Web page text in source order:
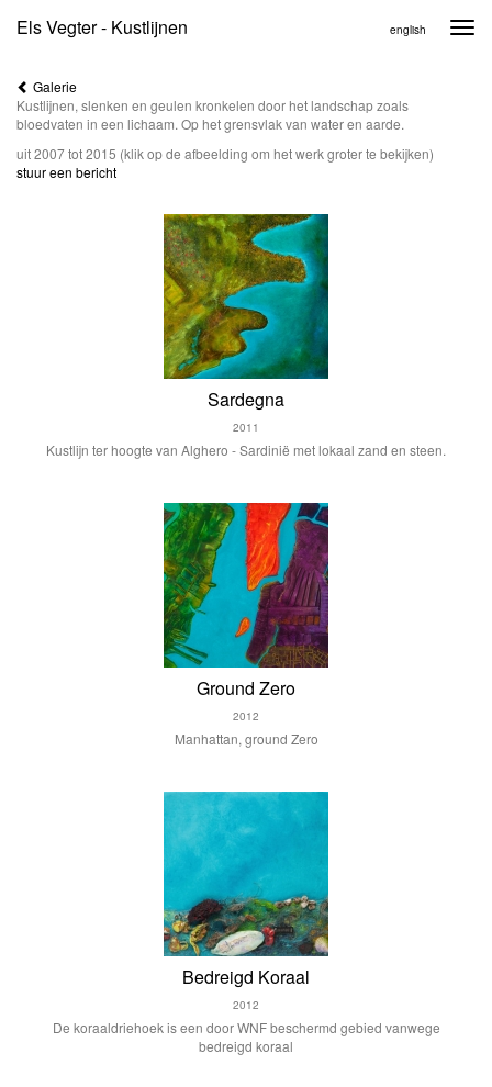
Els Vegter - Kustlijnen english
Galerie
Kustlijnen, slenken en geulen kronkelen door het landschap zoals
bloedvaten in een lichaam. Op het grensvlak van water en aarde.
uit 2007 tot 2015 (klik op de afbeelding om het werk groter te bekijken)
stuur een bericht
Sardegna
2011
Kustlijn ter hoogte van Alghero - Sardinië met lokaal zand en steen.
Ground Zero
2012
Manhattan, ground Zero
Bedreigd Koraal
2012
De koraaldriehoek is een door WNF beschermd gebied vanwege
bedreigd koraal